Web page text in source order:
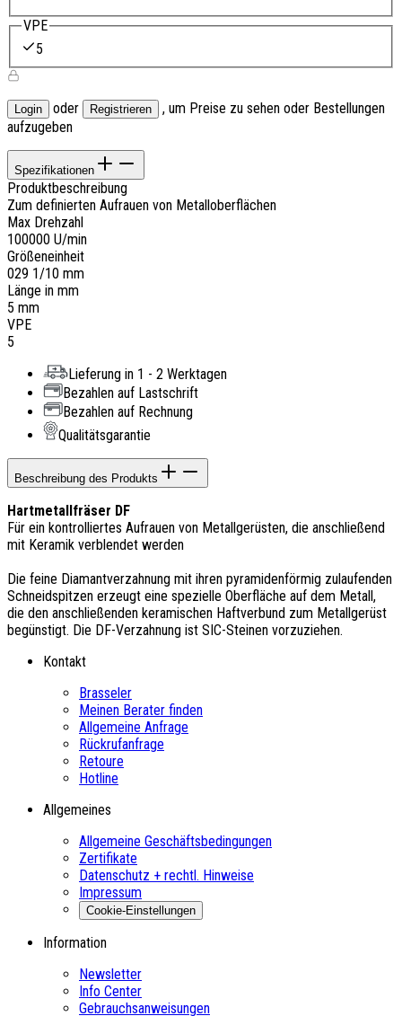
VPE
5
Login oder Registrieren
, um Preise zu sehen oder Bestellungen
aufzugeben
Spezifikationen
Produktbeschreibung
Zum definierten Aufrauen von Metalloberflächen
Max Drehzahl
100000 U/min
Größeneinheit
029 1/10 mm
Länge in mm
5 mm
VPE
5
Lieferung in 1 - 2 Werktagen
Bezahlen auf Lastschrift
Bezahlen auf Rechnung
Qualitätsgarantie
Beschreibung des Produkts
Hartmetallfräser DF
Für ein kontrolliertes Aufrauen von Metallgerüsten, die anschließend
mit Keramik verblendet werden
Die feine Diamantverzahnung mit ihren pyramidenförmig zulaufenden
Schneidspitzen erzeugt eine spezielle Oberfläche auf dem Metall,
die den anschließenden keramischen Haftverbund zum Metallgerüst
begünstigt. Die DF-Verzahnung ist SIC-Steinen vorzuziehen.
Kontakt
Brasseler
Meinen Berater finden
Allgemeine Anfrage
Rückrufanfrage
Retoure
Hotline
Allgemeines
Allgemeine Geschäftsbedingungen
Zertifikate
Datenschutz + rechtl. Hinweise
Impressum
Cookie-Einstellungen
Information
Newsletter
Info Center
Gebrauchsanweisungen